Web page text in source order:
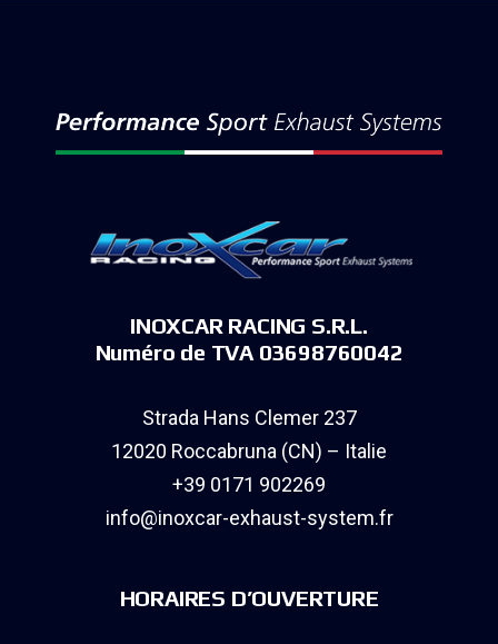
INOXCAR RACING S.R.L.
Numéro de TVA 03698760042
Strada Hans Clemer 237
12020 Roccabruna (CN) – Italie
+39 0171 902269
info@inoxcar-exhaust-system.fr
HORAIRES D’OUVERTURE